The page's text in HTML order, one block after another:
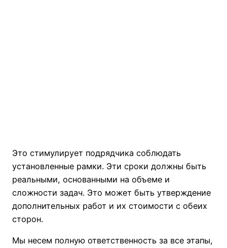
Это стимулирует подрядчика соблюдать
установленные рамки. Эти сроки должны быть
реальными, основанными на объеме и
сложности задач. Это может быть утверждение
дополнительных работ и их стоимости с обеих
сторон.
Мы несем полную ответственность за все этапы,